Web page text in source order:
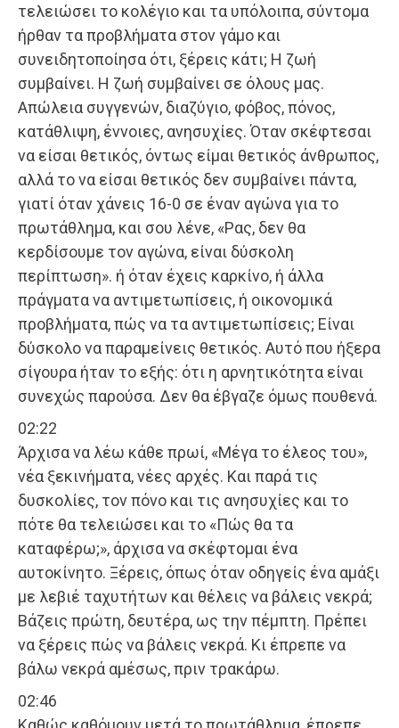
τελειώσει το κολέγιο και τα υπόλοιπα, σύντομα
ήρθαν τα προβλήματα στον γάμο και
συνειδητοποίησα ότι, ξέρεις κάτι; Η ζωή
συμβαίνει. Η ζωή συμβαίνει σε όλους μας.
Απώλεια συγγενών, διαζύγιο, φόβος, πόνος,
κατάθλιψη, έννοιες, ανησυχίες. Όταν σκέφτεσαι
να είσαι θετικός, όντως είμαι θετικός άνθρωπος,
αλλά το να είσαι θετικός δεν συμβαίνει πάντα,
γιατί όταν χάνεις 16-0 σε έναν αγώνα για το
πρωτάθλημα, και σου λένε, «Ρας, δεν θα
κερδίσουμε τον αγώνα, είναι δύσκολη
περίπτωση». ή όταν έχεις καρκίνο, ή άλλα
πράγματα να αντιμετωπίσεις, ή οικονομικά
προβλήματα, πώς να τα αντιμετωπίσεις; Είναι
δύσκολο να παραμείνεις θετικός. Αυτό που ήξερα
σίγουρα ήταν το εξής: ότι η αρνητικότητα είναι
συνεχώς παρούσα. Δεν θα έβγαζε όμως πουθενά.
02:22
Άρχισα να λέω κάθε πρωί, «Μέγα το έλεος του»,
νέα ξεκινήματα, νέες αρχές. Και παρά τις
δυσκολίες, τον πόνο και τις ανησυχίες και το
πότε θα τελειώσει και το «Πώς θα τα
καταφέρω;», άρχισα να σκέφτομαι ένα
αυτοκίνητο. Ξέρεις, όπως όταν οδηγείς ένα αμάξι
με λεβιέ ταχυτήτων και θέλεις να βάλεις νεκρά;
Βάζεις πρώτη, δευτέρα, ως την πέμπτη. Πρέπει
να ξέρεις πώς να βάλεις νεκρά. Κι έπρεπε να
βάλω νεκρά αμέσως, πριν τρακάρω.
02:46